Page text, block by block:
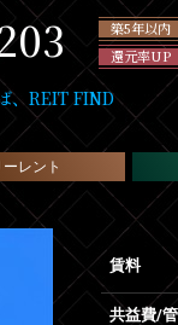
築5年以内
還元率UP
、REIT FIND
ーレント
賃料
共益費/